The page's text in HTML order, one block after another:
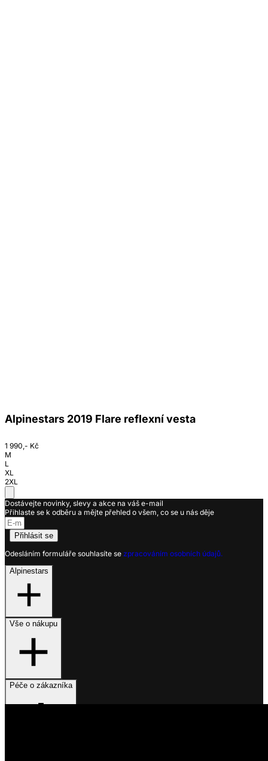
Alpinestars 2019 Flare reflexní vesta
1 990,- Kč
M
L
XL
2XL
Dostávejte novinky, slevy a akce na váš e-mail
Přihlaste se k odběru a mějte přehled o všem, co se u nás děje
Přihlásit se
Odesláním formuláře souhlasíte se zpracováním osobních údajů.
Alpinestars
Vše o nákupu
Péče o zákazníka